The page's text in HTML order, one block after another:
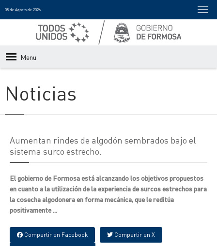
08 de Agosto de 2026
Menu
Noticias
Aumentan rindes de algodón sembrados bajo el
sistema surco estrecho.
El gobierno de Formosa está alcanzando los objetivos propuestos
en cuanto a la utilización de la experiencia de surcos estrechos para
la cosecha algodonera en forma mecánica, que le reditúa
positivamente ...
Compartir en Facebook Compartir en X